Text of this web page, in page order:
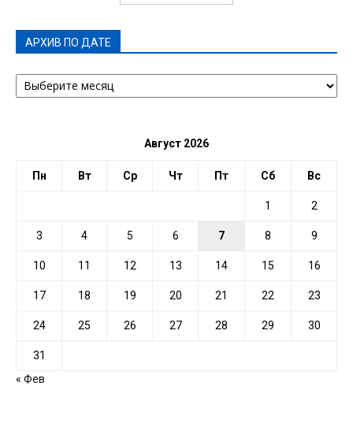
АРХИВ ПО ДАТЕ
АРХИВ
ПО
Август 2026
Пн Вт Ср Чт Пт Сб Вс
1 2
3 4 5 6 7 8 9
10 11 12 13 14 15 16
17 18 19 20 21 22 23
24 25 26 27 28 29 30
31
« Фев